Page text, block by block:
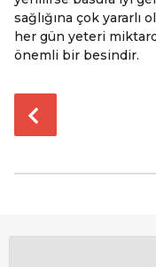
sağlığına çok yararlı
her gün yeteri
önemli bir besindir.
o
t